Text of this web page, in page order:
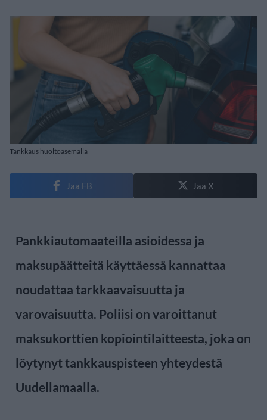
Tankkaus huoltoasemalla
Jaa FB Jaa X
Pankkiautomaateilla asioidessa ja
maksupäätteitä käyttäessä kannattaa
noudattaa tarkkaavaisuutta ja
varovaisuutta. Poliisi on varoittanut
maksukorttien kopiointilaitteesta, joka on
löytynyt tankkauspisteen yhteydestä
Uudellamaalla.